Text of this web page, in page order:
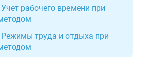
рабочего времени при
труда и отдыха при